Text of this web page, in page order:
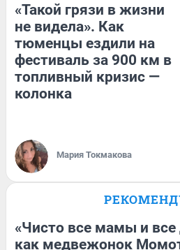
«Такой грязи в жизни
не видела». Как
тюменцы ездили на
фестиваль за 900 км в
топливный кризис —
колонка
Мария Токмакова
«Чисто все мамы и все
как медвежонок